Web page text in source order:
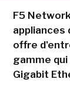
F5
appliances
offre
gamme
Gigabit